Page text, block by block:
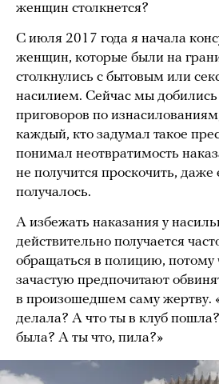
женщин столкнется?
С июля 2017 года я начала
женщин, которые были на
столкнулись с бытовым или
насилием. Сейчас мы
приговоров по
каждый, кто задумал такое
понимал неотвратимость
не получится проскочить,
получалось.
А избежать наказания у
действительно получается
обращаться в полицию, потому
зачастую предпочитают
в произошедшем саму жертву.
делала? А что ты в клуб
была? А ты что, пила?»